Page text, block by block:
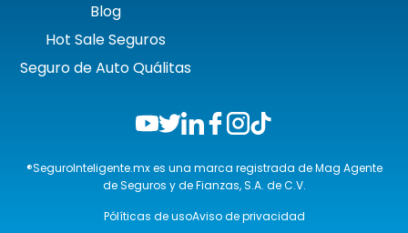
Blog
Hot Sale Seguros
Seguro de Auto Quálitas
®SeguroInteligente.mx es una marca registrada de Mag Agente
de Seguros y de Fianzas, S.A. de C.V.
Pólíticas de usoAviso de privacidad